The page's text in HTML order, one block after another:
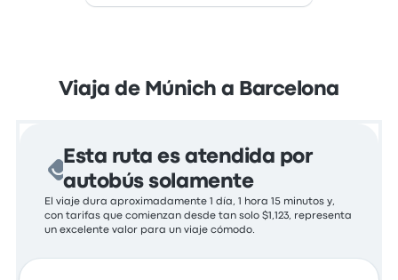
Viaja de Múnich a Barcelona
Esta ruta es atendida por
autobús solamente
El viaje dura aproximadamente 1 día, 1 hora 15 minutos y,
con tarifas que comienzan desde tan solo $1,123, representa
un excelente valor para un viaje cómodo.